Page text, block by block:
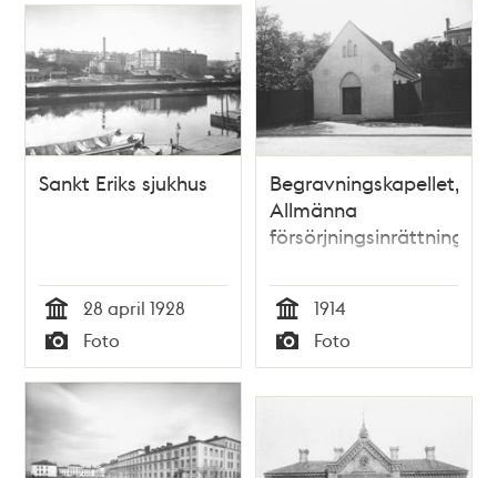
Sankt Eriks sjukhus
Tid
28 april 1928
Typ
Foto
Begravningskapellet,
Allmänna
försörjningsinrättningen
Tid
1914
Typ
Foto